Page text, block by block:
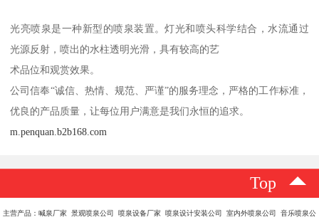
光亮喷泉是一种新型的喷泉装置。灯光和喷头科学结合，水流通过
光源反射，喷出的水柱透明光滑，具有较高的艺
术品位和观赏效果。
公司信奉“诚信、热情、规范、严谨”的服务理念，严格的工作标准，
优良的产品质量，让每位用户满意是我们永恒的追求。
m.penquan.b2b168.com
Top
主营产品：喊泉厂家 景观喷泉公司 喷泉设备厂家 喷泉设计安装公司 室内外喷泉公司 音乐喷泉公